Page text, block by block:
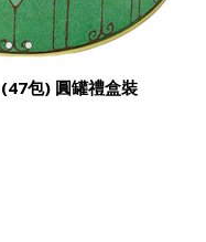
包) 圓罐禮盒裝